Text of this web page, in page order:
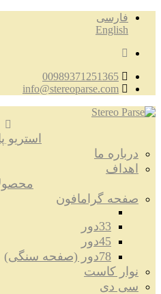
فارسی
English
00989371251365
info@stereoparse.com
استریو
درباره ما
اهداف
صفحه گرامافون
33دور
45دور
78دور (صفحه سنگی)
نوار کاست
سی دی